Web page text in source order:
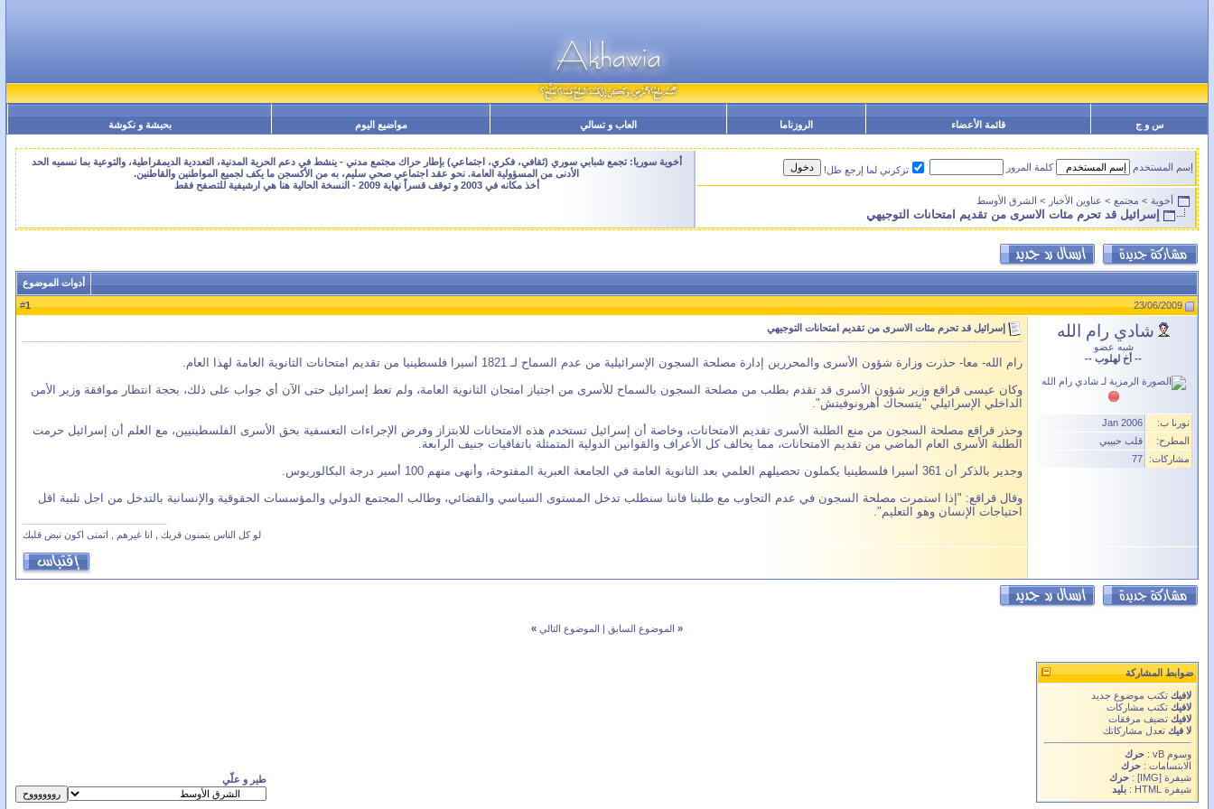
س و ج قائمة الأعضاء الروزناما العاب و تسالي مواضيع اليوم بحبشة و نكوشة
إسم المستخدم كلمة المرور تزكرني لما إرجع طل!
أخوية سوريا: تجمع شبابي سوري (ثقافي، فكري، اجتماعي) بإطار حراك مجتمع مدني - ينشط في دعم الحرية المدنية، التعددية الديمقراطية، والتوعية بما نسميه الحد
الأدنى من المسؤولية العامة. نحو عقد اجتماعي صحي سليم، به من الأكسجن ما يكف لجميع المواطنين والقاطنين.
أخذ مكانه في 2003 و توقف قسراً نهاية 2009 - النسخة الحالية هنا هي ارشيفية للتصفح فقط
أخوية > مجتمع > عناوين الأخبار > الشرق الأوسط
إسرائيل قد تحرم مئات الاسرى من تقديم امتحانات التوجيهي
أدوات الموضوع
23/06/2009
#
1
شادي رام الله
شبه عضو
-- أخ لهلوب --
نورنا ب:
Jan 2006
المطرح:
قلب حبيبي
مشاركات:
77
إسرائيل قد تحرم مئات الاسرى من تقديم امتحانات التوجيهي
رام الله- معا- حذرت وزارة شؤون الأسرى والمحررين إدارة مصلحة السجون الإسرائيلية من عدم السماح لـ 1821 أسيرا فلسطينيا من تقديم امتحانات الثانوية العامة لهذا العام.
وكان عيسى قراقع وزير شؤون الأسرى قد تقدم بطلب من مصلحة السجون بالسماح للأسرى من اجتياز امتحان الثانوية العامة، ولم تعط إسرائيل حتى الآن أي جواب على ذلك، بحجة انتظار موافقة وزير الأمن
الداخلي الإسرائيلي "يتسحاك أهرونوفيتش".
وحذر قراقع مصلحة السجون من منع الطلبة الأسرى تقديم الامتحانات، وخاصة أن إسرائيل تستخدم هذه الامتحانات للابتزاز وفرض الإجراءات التعسفية بحق الأسرى الفلسطينيين، مع العلم أن إسرائيل حرمت
الطلبة الأسرى العام الماضي من تقديم الامتحانات، مما يخالف كل الأعراف والقوانين الدولية المتمثلة باتفاقيات جنيف الرابعة.
وجدير بالذكر أن 361 أسيرا فلسطينيا يكملون تحصيلهم العلمي بعد الثانوية العامة في الجامعة العبرية المفتوحة، وأنهى منهم 100 أسير درجة البكالوريوس.
وقال قراقع: "إذا استمرت مصلحة السجون في عدم التجاوب مع طلبنا فاننا سنطلب تدخل المستوى السياسي والقضائي، وطالب المجتمع الدولي والمؤسسات الحقوقية والإنسانية بالتدخل من اجل تلبية اقل
احتياجات الإنسان وهو التعليم".
لو كل الناس يتمنون قربك , انا غيرهم , اتمنى اكون نبض قلبك
« الموضوع السابق | الموضوع التالي »
ضوابط المشاركة
لافيكتكتب موضوع جديد
لافيكتكتب مشاركات
لافيكتضيف مرفقات
لا فيك تعدل مشاركاتك
وسوم vB : حرك
الابتسامات: حرك
شيفرة [IMG]
: حرك
شيفرة HTML :
بليد
طير و علّي